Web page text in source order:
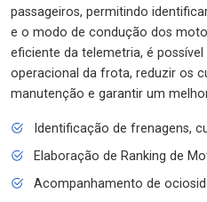
passageiros, permitindo
e o modo de condução dos
eficiente da telemetria, é
operacional da frota, reduzir os
manutenção e garantir um
Identificação de frenagens,
Elaboração de Ranking de
Acompanhamento de